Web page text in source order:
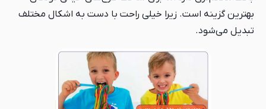
بهترین گزینه است. زیرا خیلی راحت با دست به اشکال مختلف
تبدیل می‌شود.